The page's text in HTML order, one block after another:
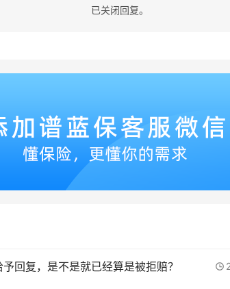
已关闭回复。
回复，是不是就已经算是被拒赔？